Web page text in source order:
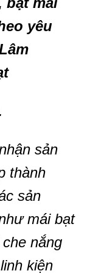
yêu
sản
thành
sản
mái bạt
nắng
kiện